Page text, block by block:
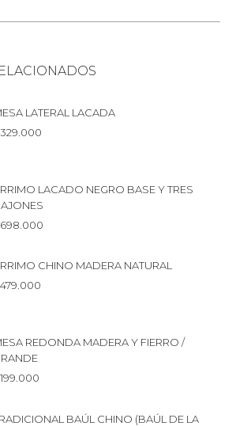
LATERAL LACADA
329.000
LACADO NEGRO BASE Y TRES
698.000
CHINO MADERA NATURAL
479.000
REDONDA MADERA Y FIERRO /
199.000
BAÚL CHINO (BAÚL DE LA